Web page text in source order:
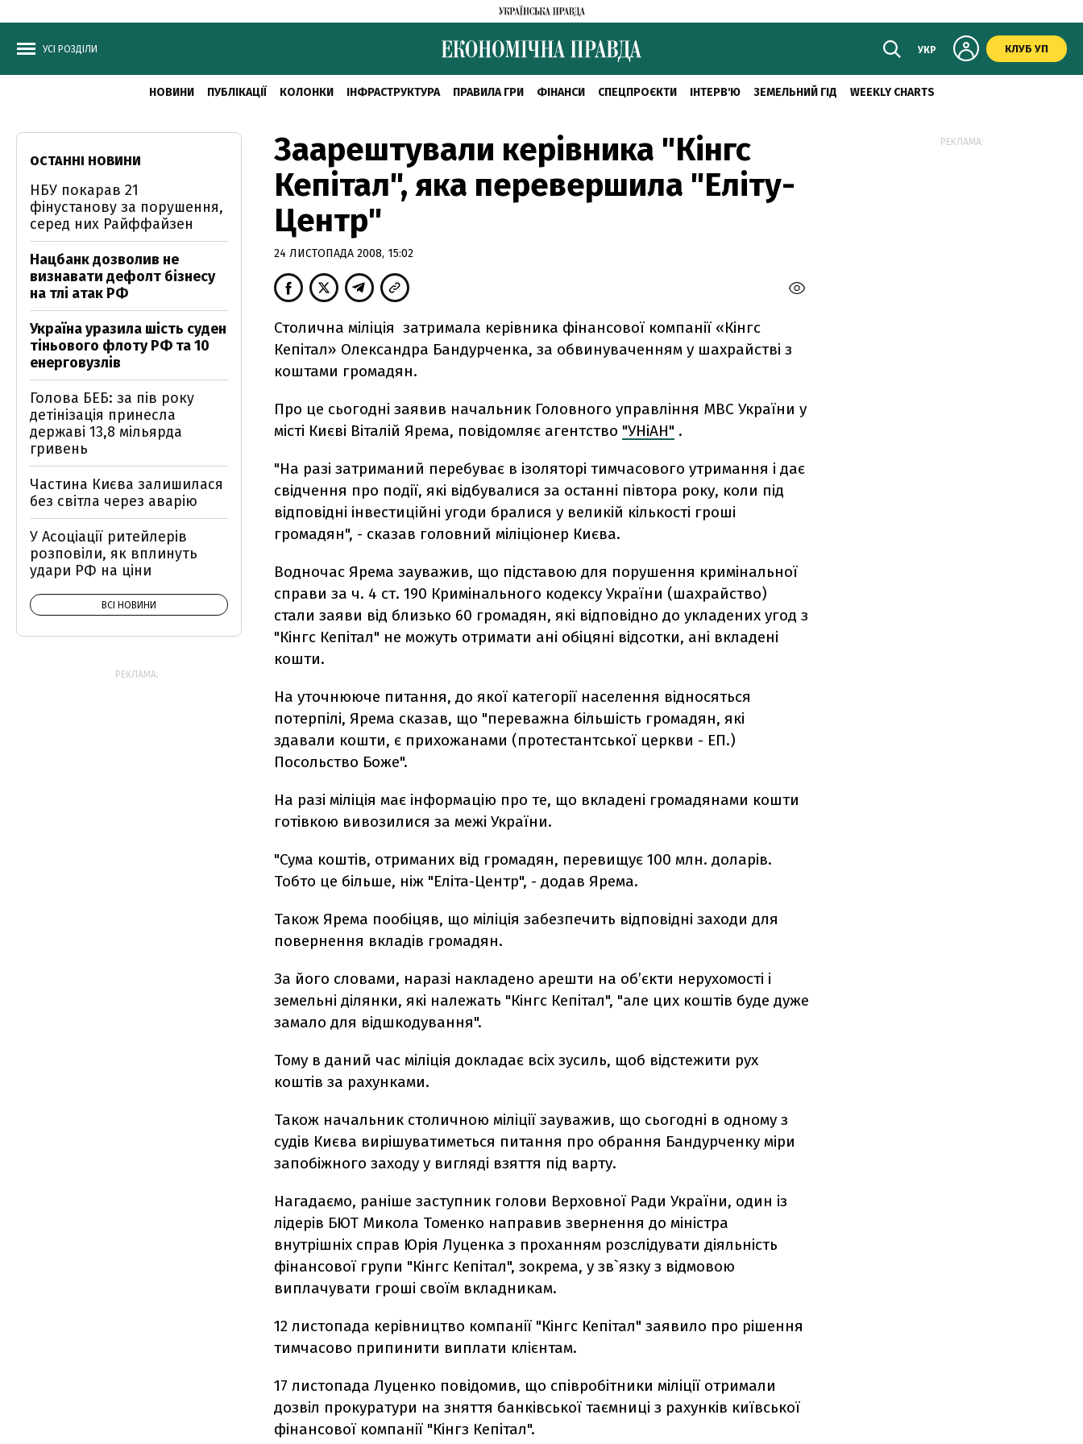
УСІ РОЗДІЛИ УКР КЛУБ УП
НОВИНИ ПУБЛІКАЦІЇ КОЛОНКИ ІНФРАСТРУКТУРА ПРАВИЛА ГРИ ФІНАНСИ СПЕЦПРОЄКТИ ІНТЕРВ'Ю ЗЕМЕЛЬНИЙ ГІД WEEKLY CHARTS
Заарештували керівника "Кінгс
Кепітал", яка перевершила "Еліту-
Центр"
24 ЛИСТОПАДА 2008, 15:02
Столична міліція затримала керівника фінансової компанії «Кінгс
Кепітал» Олександра Бандурченка, за обвинуваченням у шахрайстві з
коштами громадян.
Про це сьогодні заявив начальник Головного управління МВС України у
місті Києві Віталій Ярема, повідомляє агентство "УНіАН" .
"На разі затриманий перебуває в ізоляторі тимчасового утримання і дає
свідчення про події, які відбувалися за останні півтора року, коли під
відповідні інвестиційні угоди бралися у великій кількості гроші
громадян", - сказав головний міліціонер Києва.
Водночас Ярема зауважив, що підставою для порушення кримінальної
справи за ч. 4 ст. 190 Кримінального кодексу України (шахрайство)
стали заяви від близько 60 громадян, які відповідно до укладених угод з
"Кінгс Кепітал" не можуть отримати ані обіцяні відсотки, ані вкладені
кошти.
На уточнююче питання, до якої категорії населення відносяться
потерпілі, Ярема сказав, що "переважна більшість громадян, які
здавали кошти, є прихожанами (протестантської церкви - ЕП.)
Посольство Боже".
На разі міліція має інформацію про те, що вкладені громадянами кошти
готівкою вивозилися за межі України.
"Сума коштів, отриманих від громадян, перевищує 100 млн. доларів.
Тобто це більше, ніж "Еліта-Центр", - додав Ярема.
Також Ярема пообіцяв, що міліція забезпечить відповідні заходи для
повернення вкладів громадян.
За його словами, наразі накладено арешти на об’єкти нерухомості і
земельні ділянки, які належать "Кінгс Кепітал", "але цих коштів буде дуже
замало для відшкодування".
Тому в даний час міліція докладає всіх зусиль, щоб відстежити рух
коштів за рахунками.
Також начальник столичною міліції зауважив, що сьогодні в одному з
судів Києва вирішуватиметься питання про обрання Бандурченку міри
запобіжного заходу у вигляді взяття під варту.
Нагадаємо, раніше заступник голови Верховної Ради України, один із
лідерів БЮТ Микола Томенко направив звернення до міністра
внутрішніх справ Юрія Луценка з проханням розслідувати діяльність
фінансової групи "Кінгс Кепітал", зокрема, у зв`язку з відмовою
виплачувати гроші своїм вкладникам.
12 листопада керівництво компанії "Кінгс Кепітал" заявило про рішення
тимчасово припинити виплати клієнтам.
17 листопада Луценко повідомив, що співробітники міліції отримали
дозвіл прокуратури на зняття банківської таємниці з рахунків київської
фінансової компанії "Кінгз Кепітал".
ОСТАННІ НОВИНИ
НБУ покарав 21
фінустанову за порушення,
серед них Райффайзен
Нацбанк дозволив не
визнавати дефолт бізнесу
на тлі атак РФ
Україна уразила шість суден
тіньового флоту РФ та 10
енерговузлів
Голова БЕБ: за пів року
детінізація принесла
державі 13,8 мільярда
гривень
Частина Києва залишилася
без світла через аварію
У Асоціації ритейлерів
розповіли, як вплинуть
удари РФ на ціни
ВСІ НОВИНИ
РЕКЛАМА:
РЕКЛАМА: